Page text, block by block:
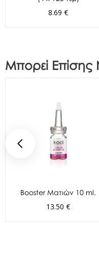
8.69 €
Μπορεί Επίσης
Booster Ματιών 10 ml.
13.50 €